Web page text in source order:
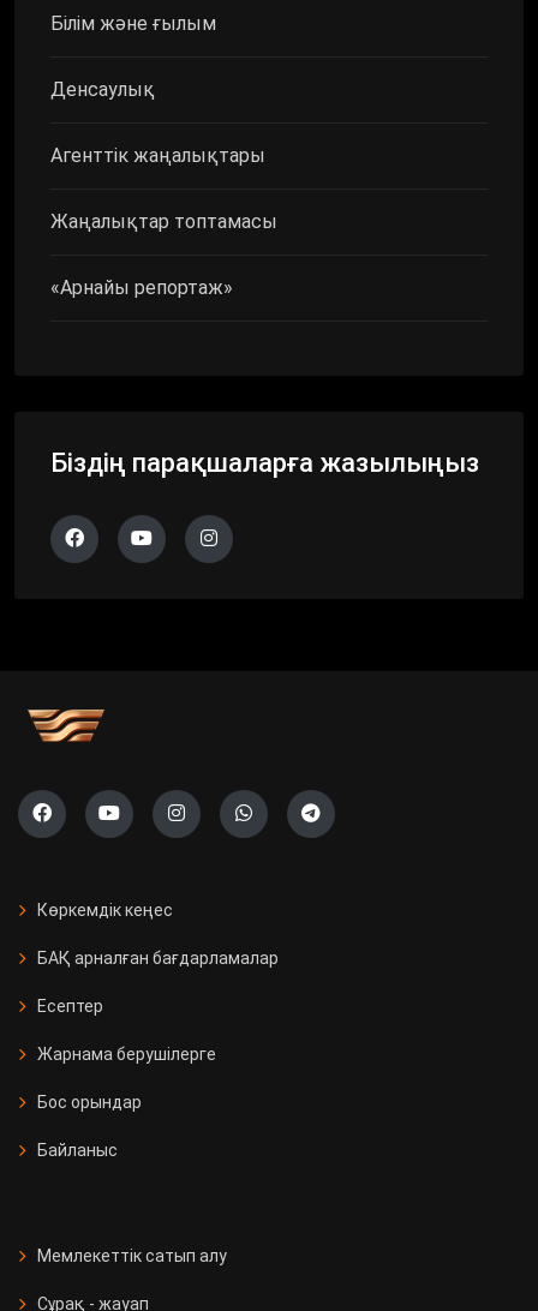
Білім және ғылым
Денсаулық
Агенттік жаңалықтары
Жаңалықтар топтамасы
«Арнайы репортаж»
Біздің парақшаларға жазылыңыз
Көркемдік кеңес
БАҚ арналған бағдарламалар
Есептер
Жарнама берушілерге
Бос орындар
Байланыс
Мемлекеттік сатып алу
Сұрақ - жауап